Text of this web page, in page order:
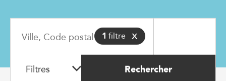
1 filtre x
Filtres